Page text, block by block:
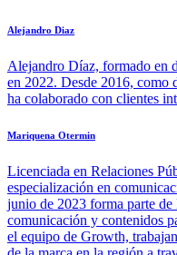
Alejandro Diaz
Alejandro Díaz, formado en
en 2022. Desde 2016, como
ha colaborado con clientes
Mariquena Otermin
Licenciada en Relaciones
especialización en
junio de 2023 forma parte
comunicación y contenidos
el equipo de Growth,